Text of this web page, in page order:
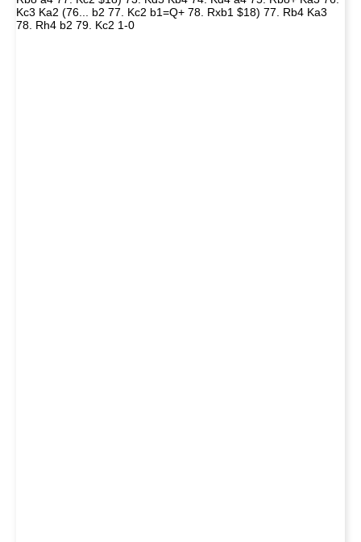
Kc3 Ka2 (76... b2 77. Kc2 b1=Q+ 78. Rxb1 $18) 77. Rb4 Ka3
78. Rh4 b2 79. Kc2 1-0